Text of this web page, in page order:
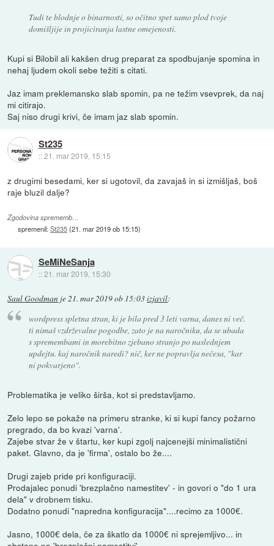
Tudi te blodnje o binarnosti, so očitno spet samo plod tvoje
domišljije in projiciranja lastne omejenosti.
Kupi si Bilobil ali kakšen drug preparat za spodbujanje spomina in
nehaj ljudem okoli sebe težiti s citati.
Jaz imam preklemansko slab spomin, pa ne težim vsevprek, da naj
mi citirajo.
Saj niso drugi krivi, če imam jaz slab spomin.
St235
::21. mar 2019, 15:15
z drugimi besedami, ker si ugotovil, da zavajaš in si izmišljaš, boš
raje bluzil dalje?
Zgodovina sprememb…
spremenil:St235(21. mar 2019 ob 15:15)
SeMiNeSanja
::21. mar 2019, 15:30
Saul Goodman je21. mar 2019 ob 15:03izjavil:
wordpress spletna stran, ki je bila pred 3 leti varna, danes ni več.
ti nimaš vzdrževalne pogodbe, zato je na naročniku, da se ubada
s spremembami in morebitno zjebano stranjo po naslednjem
updejtu. kaj naročnik naredi? nič, ker ne popravlja nečesa, "kar
ni pokvarjeno".
Problematika je veliko širša, kot si predstavljamo.
Zelo lepo se pokaže na primeru stranke, ki si kupi fancy požarno
pregrado, da bo kvazi 'varna'.
Zajebe stvar že v štartu, ker kupi zgolj najcenejši minimalistični
paket. Glavno, da je 'firma', ostalo bo že....
Drugi zajeb pride pri konfiguraciji.
Prodajalec ponudi 'brezplačno namestitev' - in govori o "do 1 ura
dela" v drobnem tisku.
Dodatno ponudi "napredna konfiguracija"....recimo za 1000€.
Jasno, 1000€ dela, če za škatlo da 1000€ ni sprejemljivo... in